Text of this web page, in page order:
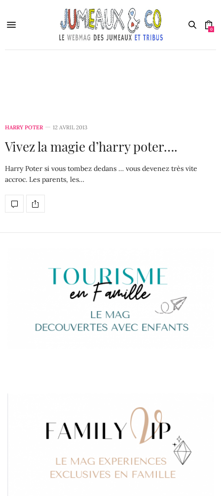
0
HARRY POTER 12 AVRIL 2013
Vivez la magie d’harry poter….
Harry Poter si vous tombez dedans … vous devenez très vite
accroc. Les parents, les…